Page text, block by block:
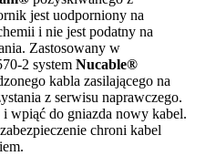
jest uodporniony na
i nie jest podatny na
Zastosowany w
2 system Nucable®
kabla zasilającego na
z serwisu naprawczego.
wpiąć do gniazda nowy kabel.
chroni kabel